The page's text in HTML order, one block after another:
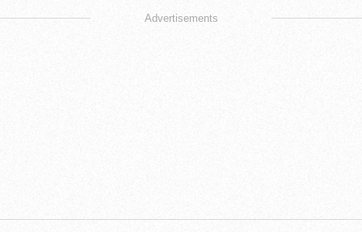
Advertisements